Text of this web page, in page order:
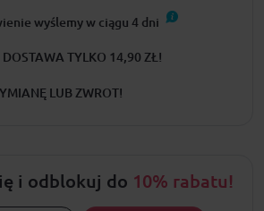
wyślemy w ciągu 4 dni
TYLKO 14,90 ZŁ!
LUB ZWROT!
i odblokuj do 10% rabatu!